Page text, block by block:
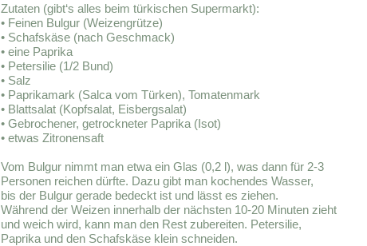
Zutaten (gibt‘s alles beim türkischen Supermarkt):
• Feinen Bulgur (Weizengrütze)
• Schafskäse (nach Geschmack)
• eine Paprika
• Petersilie (1/2 Bund)
• Salz
• Paprikamark (Salca vom Türken), Tomatenmark
• Blattsalat (Kopfsalat, Eisbergsalat)
• Gebrochener, getrockneter Paprika (Isot)
• etwas Zitronensaft
Vom Bulgur nimmt man etwa ein Glas (0,2 l), was dann für 2-3
Personen reichen dürfte. Dazu gibt man kochendes Wasser,
bis der Bulgur gerade bedeckt ist und lässt es ziehen.
Während der Weizen innerhalb der nächsten 10-20 Minuten zieht
und weich wird, kann man den Rest zubereiten. Petersilie,
Paprika und den Schafskäse klein schneiden.